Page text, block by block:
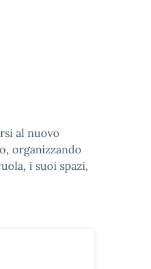
al nuovo
organizzando
i suoi spazi,